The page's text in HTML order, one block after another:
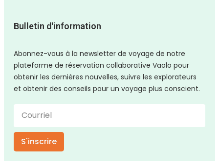
Bulletin d'information
Abonnez-vous à la newsletter de voyage de notre
plateforme de réservation collaborative Vaolo pour
obtenir les dernières nouvelles, suivre les explorateurs
et obtenir des conseils pour un voyage plus conscient.
S'inscrire